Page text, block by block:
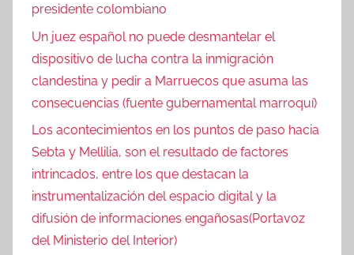
presidente colombiano
Un juez español no puede desmantelar el
dispositivo de lucha contra la inmigración
clandestina y pedir a Marruecos que asuma las
consecuencias (fuente gubernamental marroquí)
Los acontecimientos en los puntos de paso hacia
Sebta y Mellilia, son el resultado de factores
intrincados, entre los que destacan la
instrumentalización del espacio digital y la
difusión de informaciones engañosas(Portavoz
del Ministerio del Interior)